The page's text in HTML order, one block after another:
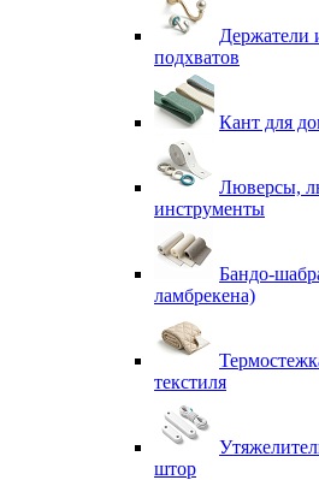
Держатели
подхватов
Кант для
Люверсы,
инструменты
Бандо-
ламбрекена)
текстиля
штор